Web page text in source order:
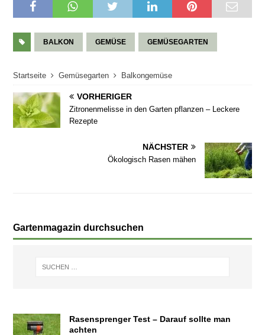
BALKON GEMÜSE GEMÜSEGARTEN
Startseite Gemüsegarten Balkongemüse
VORHERIGER
Zitronenmelisse in den Garten pflanzen – Leckere
Rezepte
NÄCHSTER
Ökologisch Rasen mähen
Gartenmagazin durchsuchen
Rasensprenger Test – Darauf sollte man
achten